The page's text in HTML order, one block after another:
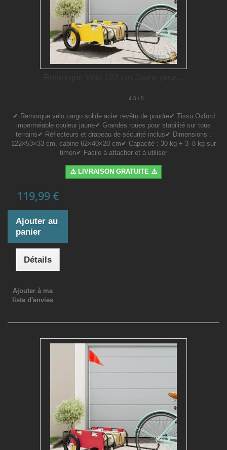
4.5 / 5
✔ Remorque vélo cargo solide acier revêtu de poudre✔ Tissu Oxford
imperméable couleur jaune✔ Grandes roues pour stabilité sur tous
terrains✔ Réflecteurs et drapeau de sécurité inclus✔ Dimensions :
122×53×33 cm, cabine 62×40×20 cm✔ Capacité : 30 kg + 3–8 kg sur
timon✔ Facile à attacher et à utiliser
⚠️ LIVRAISON GRATUITE ⚠️
119,99 €
Ajouter au
panier
Détails
Ajouter à ma
liste d'envies